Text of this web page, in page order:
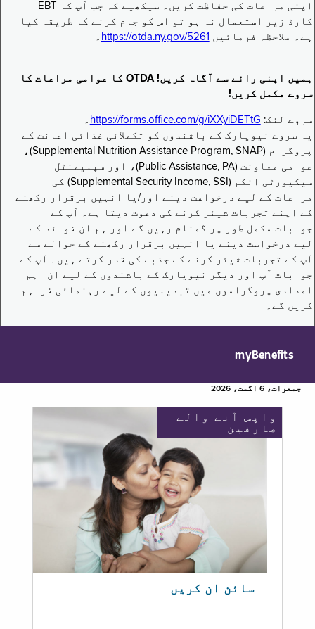
اپنی مراعات کی حفاظت کریں۔ سیکھیے کہ جب آپ کا EBT
کارڈ زیر استعمال نہ ہو تو اس کو جام کرنے کا طریقہ کیا
ہے۔ ملاحظہ فرمائیں https://otda.ny.gov/5261 ۔
ہمیں اپنی رائے سے آگاہ کریں! OTDA کا عوامی مراعات کا
سروے مکمل کریں!
سروے لنک: https://forms.office.com/g/iXXyiDETtG ۔
یہ سروے نیویارک کے باشندوں کو تکملائی غذائی اعانت کے
پروگرام (Supplemental Nutrition Assistance Program, SNAP)،
عوامی معاونت (Public Assistance, PA)، اور سپلیمنٹل
سیکیورٹی انکم (Supplemental Security Income, SSI) کی
مراعات کے لیے درخواست دینے اور/یا انہیں برقرار رکھنے
کے اپنے تجربات شیئر کرنے کی دعوت دیتا ہے۔ آپ کے
جوابات مکمل طور پر گمنام رہیں گے اور ہم ان فوائد کے
لیے درخواست دینے یا انہیں برقرار رکھنے کے حوالے سے
آپ کے تجربات شیئر کرنے کے جذبے کی قدر کرتے ہیں۔ آپ کے
جوابات آپ اور دیگر نیویارک کے باشندوں کے لیے ان اہم
امدادی پروگراموں میں تبدیلیوں کے لیے رہنمائی فراہم
کریں گے۔
myBenefits
جمعرات، 6 اگست، 2026
واپس آنے والے
صارفین
سائن ان کریں